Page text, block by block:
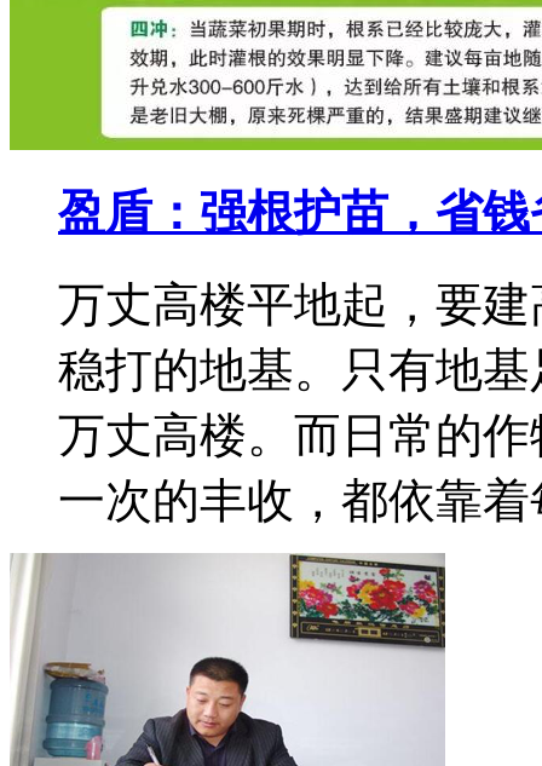
盈盾：强根护苗，省钱
万丈高楼平地起，要
稳打的地基。只有地
万丈高楼。而日常的
一次的丰收，都依靠